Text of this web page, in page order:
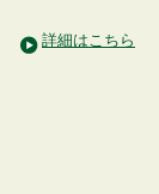
詳細はこちら